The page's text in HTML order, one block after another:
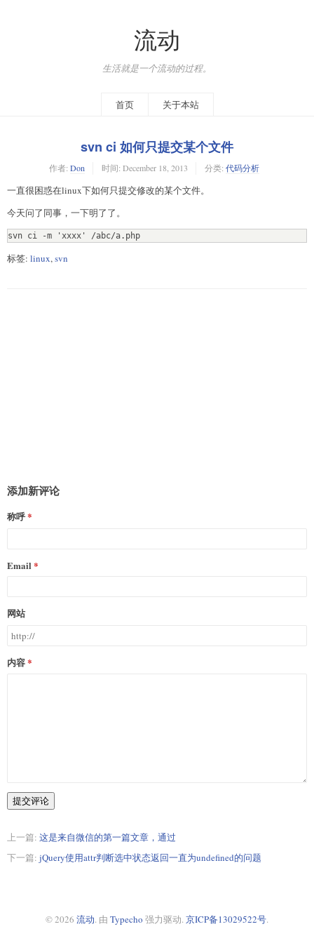
流动
生活就是一个流动的过程。
首页 关于本站
svn ci 如何只提交某个文件
作者: Don 时间: December 18, 2013 分类: 代码分析
一直很困惑在linux下如何只提交修改的某个文件。
今天问了同事，一下明了了。
标签: linux,svn
添加新评论
称呼
Email
网站
内容
提交评论
上一篇: 这是来自微信的第一篇文章，通过
下一篇: jQuery使用attr判断选中状态返回一直为undefined的问题
© 2026 流动. 由 Typecho 强力驱动. 京ICP备13029522号.